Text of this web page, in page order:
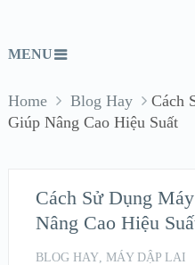
MENU
Home Blog Hay
Cách
Giúp Nâng Cao Hiệu Suất
Cách Sử Dụng
Nâng Cao Hiệu
BLOG HAY, MÁY DẬP LAI